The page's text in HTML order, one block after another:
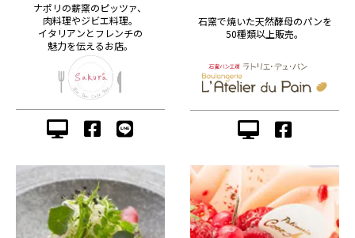
ナポリの薪窯のピッツァ、
肉料理やジビエ料理。
イタリアンとフレンチの
魅力を伝えるお店。
石窯で焼いた天然酵母のパンを
50種類以上販売。